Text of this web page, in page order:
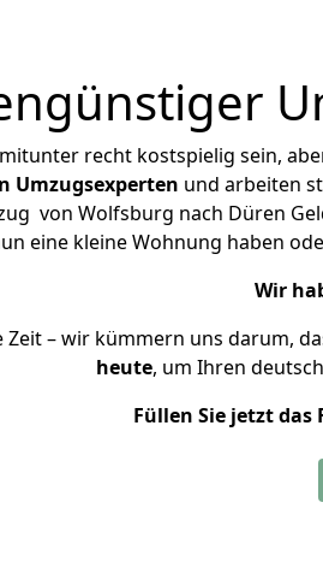
recht kostspielig sein,
Umzugsexperten und arbeiten
von Wolfsburg nach Düren
eine kleine Wohnung haben
Wir
Zeit – wir kümmern uns darum,
heute, um Ihren
Füllen Sie jetzt das